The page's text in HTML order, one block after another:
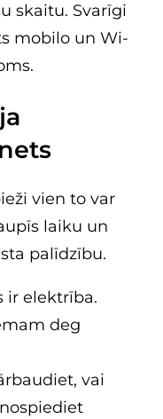
skaitu. Svarīgi
mobilo un Wi-
vien to var
laiku un
palīdzību.
ir elektrība.
deg
vai